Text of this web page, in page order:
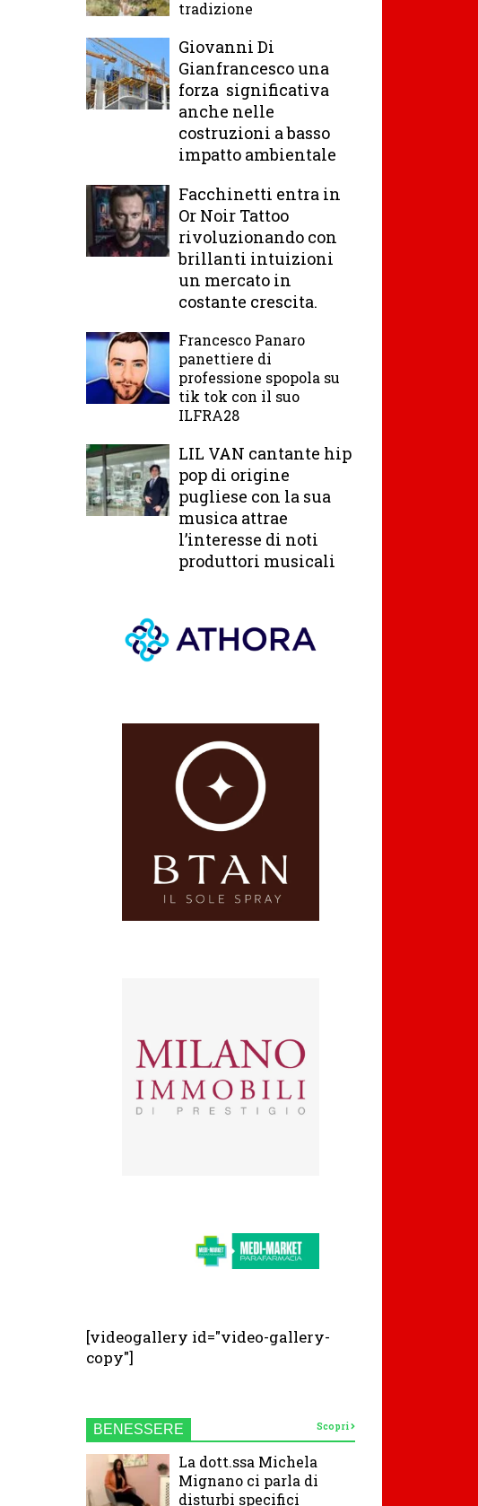
tradizione
Giovanni Di
Gianfrancesco una
forza significativa
anche nelle
costruzioni a basso
impatto ambientale
Facchinetti entra in
Or Noir Tattoo
rivoluzionando con
brillanti intuizioni
un mercato in
costante crescita.
Francesco Panaro
panettiere di
professione spopola su
tik tok con il suo
ILFRA28
LIL VAN cantante hip
pop di origine
pugliese con la sua
musica attrae
l’interesse di noti
produttori musicali
[videogallery id="video-gallery-
copy"]
BENESSERE Scopri
La dott.ssa Michela
Mignano ci parla di
disturbi specifici